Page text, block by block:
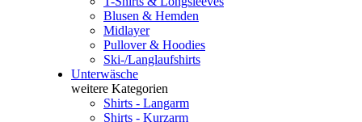
Blusen & Hemden
Midlayer
Pullover & Hoodies
Ski-/Langlaufshirts
Unterwäsche
weitere Kategorien
Shirts - Langarm
Shirts - Kurzarm